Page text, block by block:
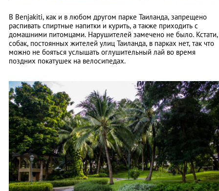
В Benjakiti, как и в любом другом парке Таиланда, запрещено
распивать спиртные напитки и курить, а также приходить с
домашними питомцами. Нарушителей замечено не было. Кстати,
собак, постоянных жителей улиц Таиланда, в парках нет, так что
можно не бояться услышать оглушительный лай во время
поздних покатушек на велосипедах.